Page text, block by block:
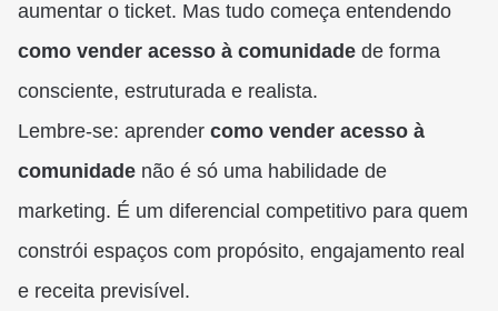
aumentar o ticket. Mas tudo começa entendendo
como vender acesso à comunidade de forma
consciente, estruturada e realista.
Lembre-se: aprender como vender acesso à
comunidade não é só uma habilidade de
marketing. É um diferencial competitivo para quem
constrói espaços com propósito, engajamento real
e receita previsível.